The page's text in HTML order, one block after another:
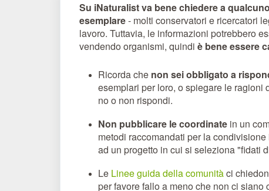
Su iNaturalist va bene chiedere a
esemplare- molti conservatori e ricercatori
lavoro. Tuttavia, le informazioni potrebbero
vendendo organismi, quindi è bene essere
Ricorda che non sei obbligato a
esemplari per loro, o spiegare le
no o non rispondi.
Non pubblicare le coordinate in un
metodi raccomandati per la
ad un progetto in cui si seleziona "fidati
Le Linee guida della comunitàci
per favore fallo a meno che non ci